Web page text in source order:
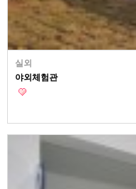
실외
야외체험관